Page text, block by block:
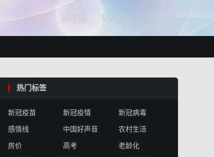
岁月留影 留言墙 友情链接 
热门标签
新冠疫苗 新冠疫情
新冠病毒
感情线
中国好声音
农村生活
房价
高考
老龄化